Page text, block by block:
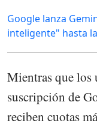
Google lanza
inteligente" hasta
Mientras que los
suscripción de
reciben cuotas